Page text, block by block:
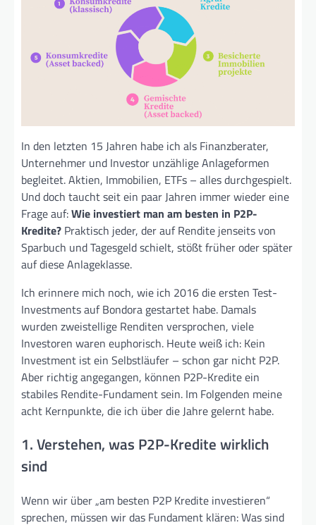
In den letzten 15 Jahren habe ich als Finanzberater,
Unternehmer und Investor unzählige Anlageformen
begleitet. Aktien, Immobilien, ETFs – alles durchgespielt.
Und doch taucht seit ein paar Jahren immer wieder eine
Frage auf:Wie investiert man am besten in P2P-
Kredite? Praktisch jeder, der auf Rendite jenseits von
Sparbuch und Tagesgeld schielt, stößt früher oder später
auf diese Anlageklasse.
Ich erinnere mich noch, wie ich 2016 die ersten Test-
Investments auf Bondora gestartet habe. Damals
wurden zweistellige Renditen versprochen, viele
Investoren waren euphorisch. Heute weiß ich: Kein
Investment ist ein Selbstläufer – schon gar nicht P2P.
Aber richtig angegangen, können P2P-Kredite ein
stabiles Rendite-Fundament sein. Im Folgenden meine
acht Kernpunkte, die ich über die Jahre gelernt habe.
1. Verstehen, was P2P-Kredite wirklich
sind
Wenn wir über „am besten P2P Kredite investieren“
sprechen, müssen wir das Fundament klären: Was sind